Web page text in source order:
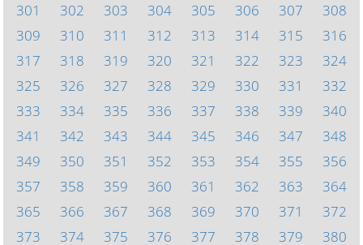
301
302 303 304 305 306 307
308
309
310 311 312 313 314 315
316
317
318 319 320 321 322 323
324
325
326 327 328 329 330 331
332
333
334 335 336 337 338 339
340
341
342 343 344 345 346 347
348
349
350 351 352 353 354 355
356
357
358 359 360 361 362 363
364
365
366 367 368 369 370 371
372
373
374 375 376 377 378 379 380